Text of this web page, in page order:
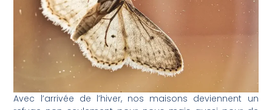
Avec l’arrivée de l’hiver, nos maisons deviennent un